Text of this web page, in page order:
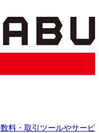
料・取引ツールやサービ